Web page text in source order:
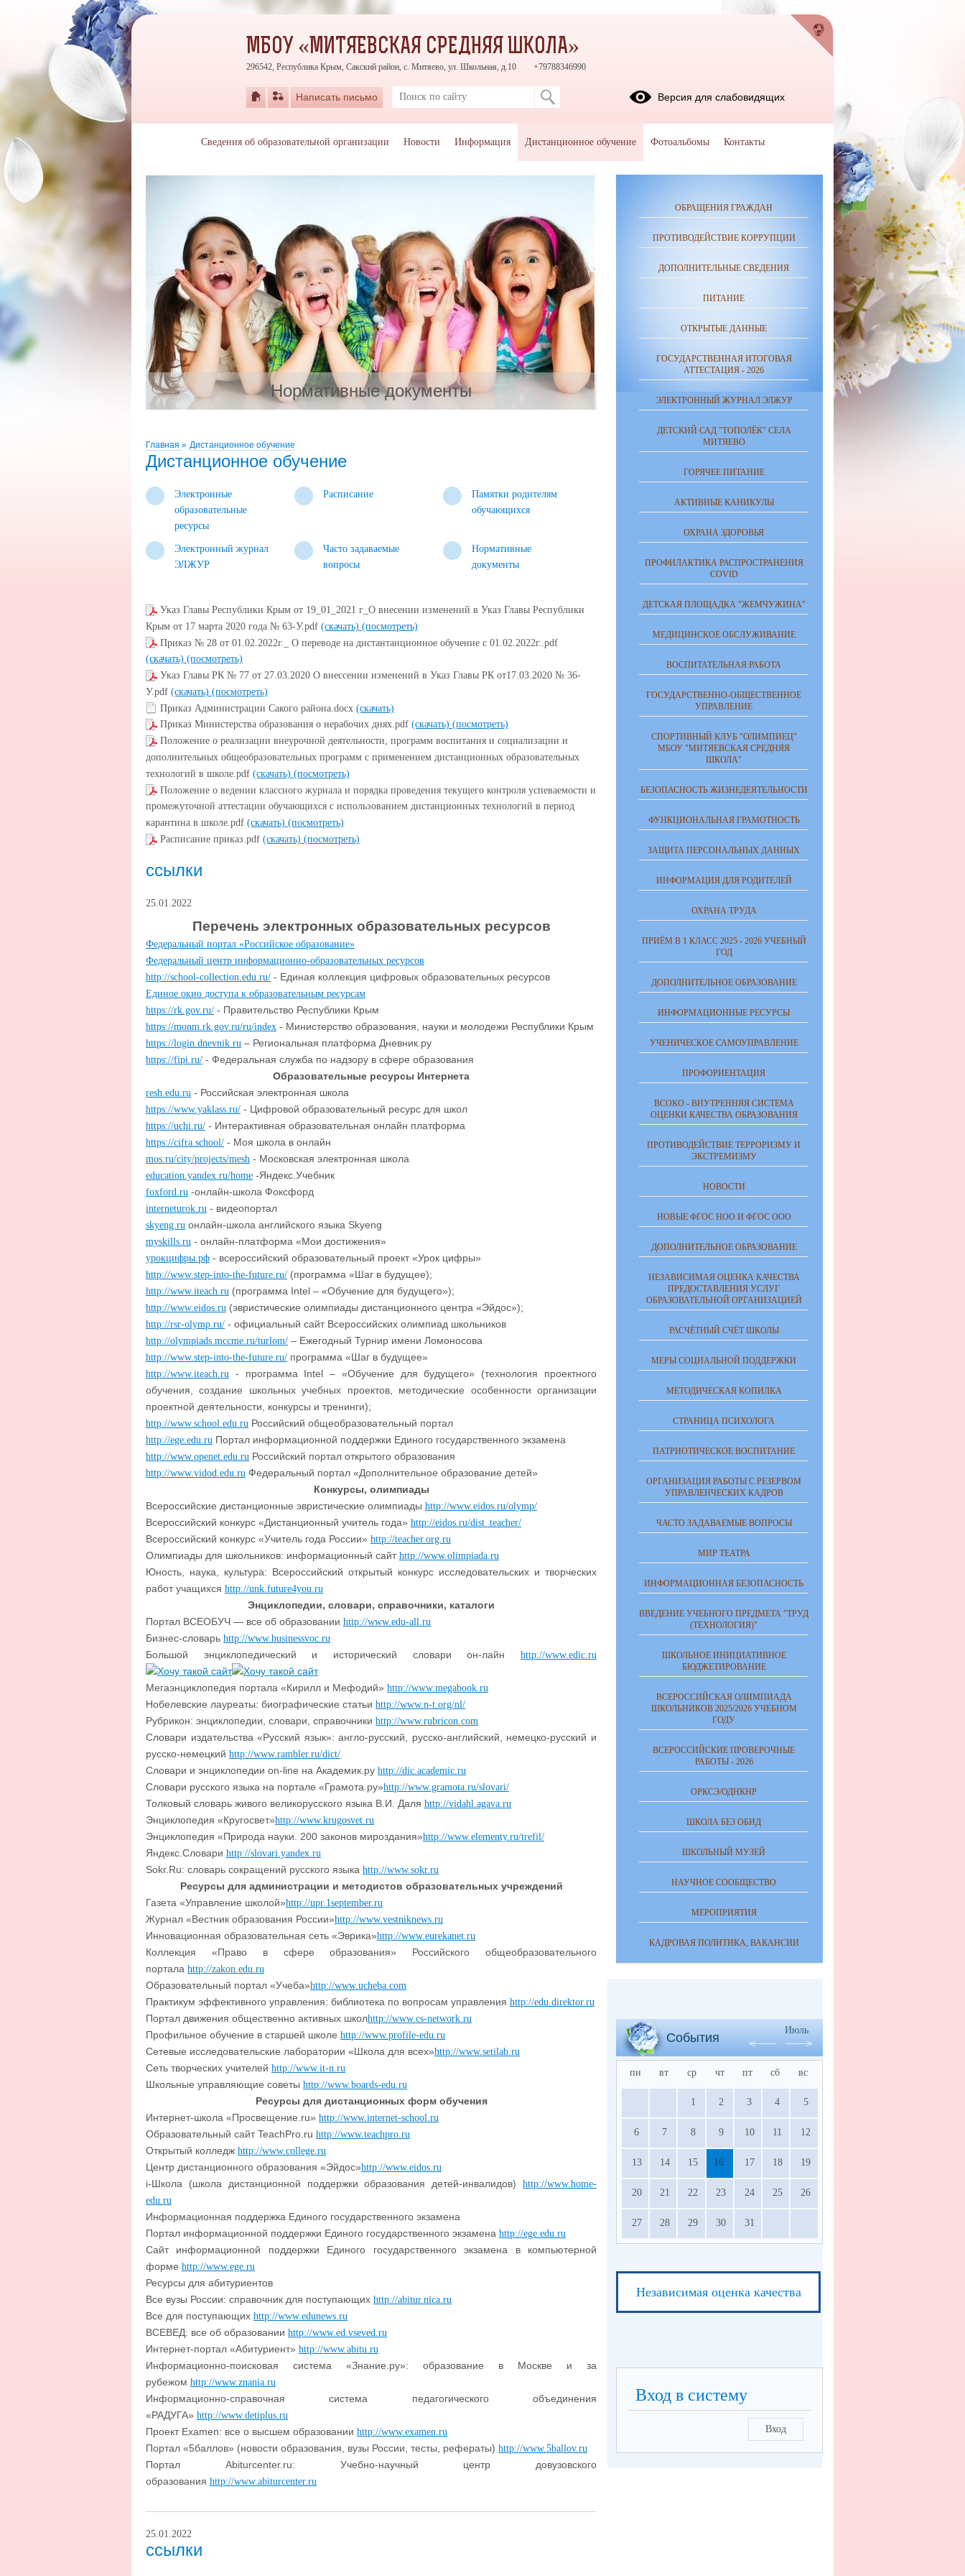
Нормативные документы
Главная » Дистанционное обучение
Дистанционное обучение
Электронные
образовательные
ресурсы
Расписание
Памятки родителям
обучающихся
Электронный журнал
ЭЛЖУР
Часто задаваемые
вопросы
Нормативные
документы
Указ Главы Республики Крым от 19_01_2021 г_О внесении изменений в Указ Главы Республики
Крым от 17 марта 2020 года № 63-У.pdf (скачать) (посмотреть)
Приказ № 28 от 01.02.2022г._ О переводе на дистантанционное обучение с 01.02.2022г..pdf
(скачать) (посмотреть)
Указ Главы РК № 77 от 27.03.2020 О внессении изменений в Указ Главы РК от17.03.2020 № 36-
У.pdf (скачать) (посмотреть)
Приказ Администрации Сакого района.docx (скачать)
Приказ Министерства образования о нерабочих днях.pdf (скачать) (посмотреть)
Положение о реализации внеурочной деятельности, программ воспитания и социализации и
дополнительных общеобразовательных программ с применением дистанционных образовательных
технологий в школе.pdf (скачать) (посмотреть)
Положение о ведении классного журнала и порядка проведения текущего контроля успеваемости и
промежуточной аттестации обучающихся с использованием дистанционных технологий в период
карантина в школе.pdf (скачать) (посмотреть)
Расписание приказ.pdf (скачать) (посмотреть)
ссылки
25.01.2022
Перечень электронных образовательных ресурсов
Федеральный портал «Российское образование»
Федеральный центр информационно-образовательных ресурсов
http://school-collection.edu.ru/ - Единая коллекция цифровых образовательных ресурсов
Единое окно доступа к образовательным ресурсам
https://rk.gov.ru/ - Правительство Республики Крым
https://monm.rk.gov.ru/ru/index - Министерство образования, науки и молодежи Республики Крым
https://login.dnevnik.ru – Региональная платформа Дневник.ру
https://fipi.ru/ - Федеральная служба по надзору в сфере образования
Образовательные ресурсы Интернета
resh.edu.ru - Российская электронная школа
https://www.yaklass.ru/ - Цифровой образовательный ресурс для школ
https://uchi.ru/ - Интерактивная образовательная онлайн платформа
https://cifra.school/ - Моя школа в онлайн
mos.ru/city/projects/mesh - Московская электронная школа
education.yandex.ru/home -Яндекс Учебник
foxford.ru -онлайн-школа Фоксфорд
interneturok.ru - видеопортал
skyeng.ru онлайн-школа английского языка Skyeng
myskills.ru - онлайн-платформа «Мои достижения»
урокцифры.рф - всероссийский образовательный проект «Урок цифры»
http://www.step-into-the-future.ru/ (программа «Шаг в будущее);
http://www.iteach.ru (программа Intel – «Обучение для будущего»);
http://www.eidos.ru (эвристические олимпиады дистанционного центра «Эйдос»);
http://rsr-olymp.ru/ - официальный сайт Всероссийских олимпиад школьников
http://olympiads.mccme.ru/turlom/ – Ежегодный Турнир имени Ломоносова
http://www.step-into-the-future.ru/ программа «Шаг в будущее»
http://www.iteach.ru - программа Intel – «Обучение для будущего» (технология проектного
обучения, создание школьных учебных проектов, методические особенности организации
проектной деятельности, конкурсы и тренинги);
http://www.school.edu.ru Российский общеобразовательный портал
http://ege.edu.ru Портал информационной поддержки Единого государственного экзамена
http://www.openet.edu.ru Российский портал открытого образования
http://www.vidod.edu.ru Федеральный портал «Дополнительное образование детей»
Конкурсы, олимпиады
Всероссийские дистанционные эвристические олимпиады http://www.eidos.ru/olymp/
Всероссийский конкурс «Дистанционный учитель года» http://eidos.ru/dist_teacher/
Всероссийский конкурс «Учитель года России» http://teacher.org.ru
Олимпиады для школьников: информационный сайт http://www.olimpiada.ru
Юность, наука, культура: Всероссийский открытый конкурс исследовательских и творческих
работ учащихся http://unk.future4you.ru
Энциклопедии, словари, справочники, каталоги
Портал ВСЕОБУЧ — все об образовании http://www.edu-all.ru
Бизнес-словарь http://www.businessvoc.ru
Большой энциклопедический и исторический словари он-лайн http://www.edic.ru
Мегаэнциклопедия портала «Кирилл и Мефодий» http://www.megabook.ru
Нобелевские лауреаты: биографические статьи http://www.n-t.org/nl/
Рубрикон: энциклопедии, словари, справочники http://www.rubricon.com
Словари издательства «Русский язык»: англо-русский, русско-английский, немецко-русский и
русско-немецкий http://www.rambler.ru/dict/
Словари и энциклопедии on-line на Академик.ру http://dic.academic.ru
Словари русского языка на портале «Грамота.ру»http://www.gramota.ru/slovari/
Толковый словарь живого великорусского языка В.И. Даля http://vidahl.agava.ru
Энциклопедия «Кругосвет»http://www.krugosvet.ru
Энциклопедия «Природа науки. 200 законов мироздания»http://www.elementy.ru/trefil/
Яндекс.Словари http://slovari.yandex.ru
Sokr.Ru: словарь сокращений русского языка http://www.sokr.ru
Ресурсы для администрации и методистов образовательных учреждений
Газета «Управление школой»http://upr.1september.ru
Журнал «Вестник образования России»http://www.vestniknews.ru
Инновационная образовательная сеть «Эврика»http://www.eurekanet.ru
Коллекция «Право в сфере образования» Российского общеобразовательного
портала http://zakon.edu.ru
Образовательный портал «Учеба»http://www.ucheba.com
Практикум эффективного управления: библиотека по вопросам управления http://edu.direktor.ru
Портал движения общественно активных школhttp://www.cs-network.ru
Профильное обучение в старшей школе http://www.profile-edu.ru
Сетевые исследовательские лаборатории «Школа для всех»http://www.setilab.ru
Сеть творческих учителей http://www.it-n.ru
Школьные управляющие советы http://www.boards-edu.ru
Ресурсы для дистанционных форм обучения
Интернет-школа «Просвещение.ru» http://www.internet-school.ru
Образовательный сайт TeachPro.ru http://www.teachpro.ru
Открытый колледж http://www.college.ru
Центр дистанционного образования «Эйдос»http://www.eidos.ru
i-Школа (школа дистанционной поддержки образования детей-инвалидов) http://www.home-
edu.ru
Информационная поддержка Единого государственного экзамена
Портал информационной поддержки Единого государственного экзамена http://ege.edu.ru
Сайт информационной поддержки Единого государственного экзамена в компьютерной
форме http://www.ege.ru
Ресурсы для абитуриентов
Все вузы России: справочник для поступающих http://abitur.nica.ru
Все для поступающих http://www.edunews.ru
ВСЕВЕД: все об образовании http://www.ed.vseved.ru
Интернет-портал «Абитуриент» http://www.abitu.ru
Информационно-поисковая система «Знание.ру»: образование в Москве и за
рубежом http://www.znania.ru
Информационно-справочная система педагогического объединения
«РАДУГА» http://www.detiplus.ru
Проект Examen: все о высшем образовании http://www.examen.ru
Портал «5баллов» (новости образования, вузы России, тесты, рефераты) http://www.5ballov.ru
Портал Abiturcenter.ru: Учебно-научный центр довузовского
образования http://www.abiturcenter.ru
25.01.2022
ссылки
ОБРАЩЕНИЯ ГРАЖДАН
ПРОТИВОДЕЙСТВИЕ КОРРУПЦИИ
ДОПОЛНИТЕЛЬНЫЕ СВЕДЕНИЯ
ПИТАНИЕ
ОТКРЫТЫЕ ДАННЫЕ
ГОСУДАРСТВЕННАЯ ИТОГОВАЯ
АТТЕСТАЦИЯ - 2026
ЭЛЕКТРОННЫЙ ЖУРНАЛ ЭЛЖУР
ДЕТСКИЙ САД "ТОПОЛЁК" СЕЛА
МИТЯЕВО
ГОРЯЧЕЕ ПИТАНИЕ
АКТИВНЫЕ КАНИКУЛЫ
ОХРАНА ЗДОРОВЬЯ
ПРОФИЛАКТИКА РАСПРОСТРАНЕНИЯ
COVID
ДЕТСКАЯ ПЛОЩАДКА "ЖЕМЧУЖИНА"
МЕДИЦИНСКОЕ ОБСЛУЖИВАНИЕ
ВОСПИТАТЕЛЬНАЯ РАБОТА
ГОСУДАРСТВЕННО-ОБЩЕСТВЕННОЕ
УПРАВЛЕНИЕ
СПОРТИВНЫЙ КЛУБ "ОЛИМПИЕЦ"
МБОУ "МИТЯЕВСКАЯ СРЕДНЯЯ
ШКОЛА"
БЕЗОПАСНОСТЬ ЖИЗНЕДЕЯТЕЛЬНОСТИ
ФУНКЦИОНАЛЬНАЯ ГРАМОТНОСТЬ
ЗАЩИТА ПЕРСОНАЛЬНЫХ ДАННЫХ
ИНФОРМАЦИЯ ДЛЯ РОДИТЕЛЕЙ
ОХРАНА ТРУДА
ПРИЁМ В 1 КЛАСС 2025 - 2026 УЧЕБНЫЙ
ГОД
ДОПОЛНИТЕЛЬНОЕ ОБРАЗОВАНИЕ
ИНФОРМАЦИОННЫЕ РЕСУРСЫ
УЧЕНИЧЕСКОЕ САМОУПРАВЛЕНИЕ
ПРОФОРИЕНТАЦИЯ
ВСОКО - ВНУТРЕННЯЯ СИСТЕМА
ОЦЕНКИ КАЧЕСТВА ОБРАЗОВАНИЯ
ПРОТИВОДЕЙСТВИЕ ТЕРРОРИЗМУ И
ЭКСТРЕМИЗМУ
НОВОСТИ
НОВЫЕ ФГОС НОО И ФГОС ООО
ДОПОЛНИТЕЛЬНОЕ ОБРАЗОВАНИЕ
НЕЗАВИСИМАЯ ОЦЕНКА КАЧЕСТВА
ПРЕДОСТАВЛЕНИЯ УСЛУГ
ОБРАЗОВАТЕЛЬНОЙ ОРГАНИЗАЦИЕЙ
РАСЧЁТНЫЙ СЧЁТ ШКОЛЫ
МЕРЫ СОЦИАЛЬНОЙ ПОДДЕРЖКИ
МЕТОДИЧЕСКАЯ КОПИЛКА
СТРАНИЦА ПСИХОЛОГА
ПАТРИОТИЧЕСКОЕ ВОСПИТАНИЕ
ОРГАНИЗАЦИЯ РАБОТЫ С РЕЗЕРВОМ
УПРАВЛЕНЧЕСКИХ КАДРОВ
ЧАСТО ЗАДАВАЕМЫЕ ВОПРОСЫ
МИР ТЕАТРА
ИНФОРМАЦИОННАЯ БЕЗОПАСНОСТЬ
ВВЕДЕНИЕ УЧЕБНОГО ПРЕДМЕТА "ТРУД
(ТЕХНОЛОГИЯ)"
ШКОЛЬНОЕ ИНИЦИАТИВНОЕ
БЮДЖЕТИРОВАНИЕ
ВСЕРОССИЙСКАЯ ОЛИМПИАДА
ШКОЛЬНИКОВ 2025/2026 УЧЕБНОМ
ГОДУ
ВСЕРОССИЙСКИЕ ПРОВЕРОЧНЫЕ
РАБОТЫ - 2026
ОРКСЭ/ОДНКНР
ШКОЛА БЕЗ ОБИД
ШКОЛЬНЫЙ МУЗЕЙ
НАУЧНОЕ СООБЩЕСТВО
МЕРОПРИЯТИЯ
КАДРОВАЯ ПОЛИТИКА, ВАКАНСИИ
События
Июль
пн вт ср чт пт сб вс
1 2 3 4 5
6 7 8 9 10 11 12
13 14 15 16 17 18 19
20 21 22 23 24 25 26
27 28 29 30 31
Независимая оценка качества
Вход в систему
Вход
МБОУ «МИТЯЕВСКАЯ СРЕДНЯЯ ШКОЛА»
296542, Республика Крым, Сакский район, с. Митяево, ул. Школьная, д.10 +79788346990
Написать письмо Версия для слабовидящих
Сведения об образовательной организации Новости Информация Дистанционное обучение Фотоальбомы Контакты